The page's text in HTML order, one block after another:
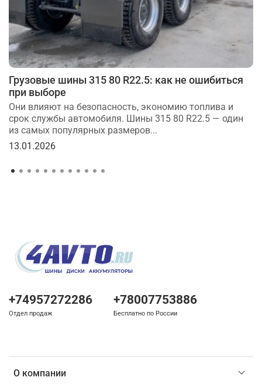
Грузовые шины 315 80 R22.5: как не ошибиться
при выборе
Они влияют на безопасность, экономию топлива и
срок службы автомобиля. Шины 315 80 R22.5 — один
из самых популярных размеров...
13.01.2026
О компании
+74957272286
Отдел продаж
+78007753886
Бесплатно по России